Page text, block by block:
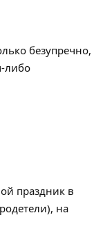
безупречно,
либо
праздник в
на